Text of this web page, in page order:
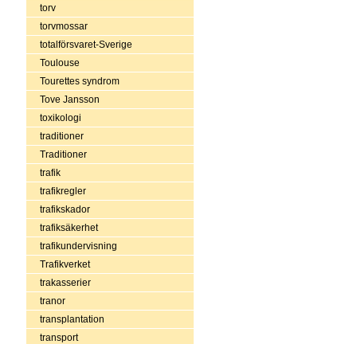
torv
torvmossar
totalförsvaret-Sverige
Toulouse
Tourettes syndrom
Tove Jansson
toxikologi
traditioner
Traditioner
trafik
trafikregler
trafikskador
trafiksäkerhet
trafikundervisning
Trafikverket
trakasserier
tranor
transplantation
transport